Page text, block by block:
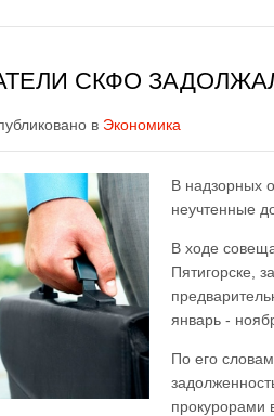
СКФО
в Экономика
В надзорных
неучтенные
В ходе
Пятигорске,
январь -
По его
прокурорами